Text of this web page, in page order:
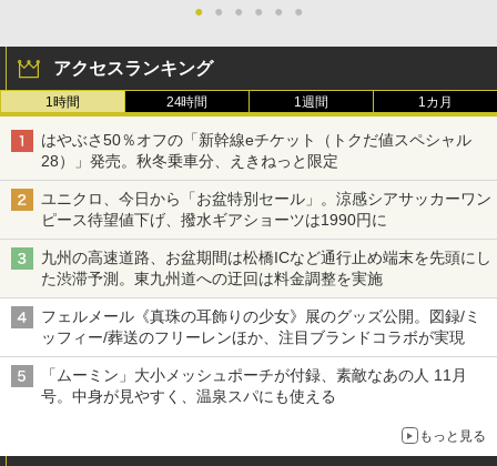
● ● ● ● ● ●
アクセスランキング
1時間 24時間 1週間 1カ月
はやぶさ50％オフの「新幹線eチケット（トクだ値スペシャル
28）」発売。秋冬乗車分、えきねっと限定
ユニクロ、今日から「お盆特別セール」。涼感シアサッカーワン
ピース待望値下げ、撥水ギアショーツは1990円に
九州の高速道路、お盆期間は松橋ICなど通行止め端末を先頭にし
た渋滞予測。東九州道への迂回は料金調整を実施
フェルメール《真珠の耳飾りの少女》展のグッズ公開。図録/ミ
ッフィー/葬送のフリーレンほか、注目ブランドコラボが実現
「ムーミン」大小メッシュポーチが付録、素敵なあの人 11月
号。中身が見やすく、温泉スパにも使える
もっと見る